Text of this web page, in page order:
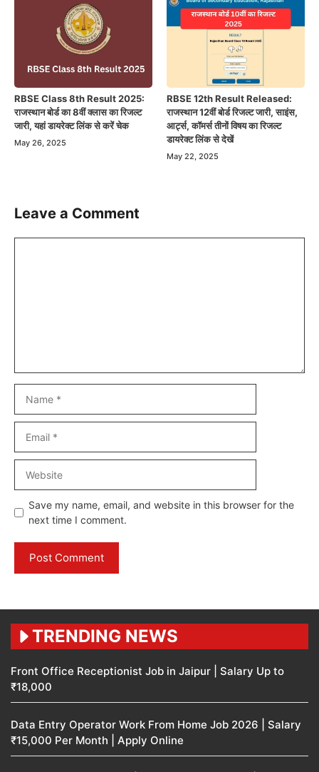
RBSE Class 8th Result 2025:
राजस्थान बोर्ड का 8वीं क्लास का रिजल्ट
जारी, यहां डायरेक्ट लिंक से करें चेक
May 26, 2025
RBSE 12th Result Released:
राजस्थान 12वीं बोर्ड रिजल्ट जारी, साइंस,
आर्ट्स, कॉमर्स तीनों विषय का रिजल्ट
डायरेक्ट लिंक से देखें
May 22, 2025
Leave a Comment
Save my name, email, and website in this browser for the
next time I comment.
TRENDING NEWS
Front Office Receptionist Job in Jaipur | Salary Up to
₹18,000
Data Entry Operator Work From Home Job 2026 | Salary
₹15,000 Per Month | Apply Online